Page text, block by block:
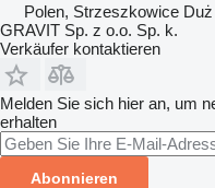
Polen, Strzeszkowice Duż
GRAVIT Sp. z o.o. Sp. k.
Verkäufer kontaktieren
Melden Sie sich hier an, um
erhalten
Abonnieren